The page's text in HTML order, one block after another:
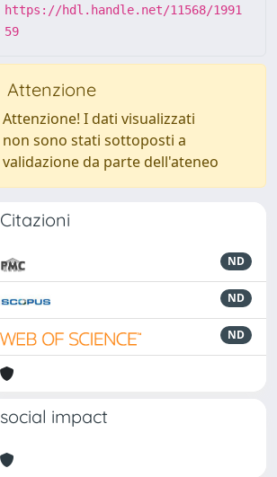
https://hdl.handle.net/11568/1991
59
Attenzione
Attenzione! I dati visualizzati
non sono stati sottoposti a
validazione da parte dell'ateneo
Citazioni
ND
ND
ND
social impact